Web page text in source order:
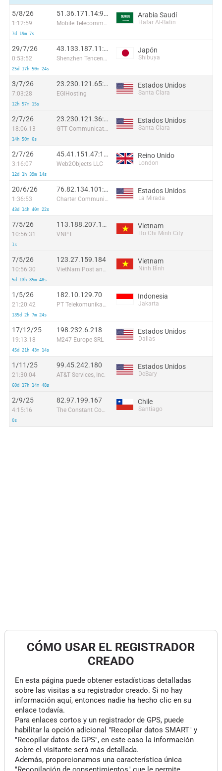
5/8/26
1:12:59
7d 19m 7s
51.36.171.14:9494
Mobile Telecommunication Company Saudi Arabia Joint-Stock company
Arabia Saudí
Hafar Al-Batin
29/7/26
0:53:52
25d 17h 50m 24s
43.133.187.11:34878
Shenzhen Tencent Computer Systems Company Limited
Japón
Shibuya
3/7/26
7:03:28
12h 57m 15s
23.230.121.65:20394
EGIHosting
Estados Unidos
Santa Clara
2/7/26
18:06:13
14h 50m 6s
23.230.121.36:7830
GTT Communications Inc.
Estados Unidos
Santa Clara
2/7/26
3:16:07
12d 1h 39m 14s
45.41.151.47:16642
Web2Objects LLC
Reino Unido
London
20/6/26
1:36:53
43d 14h 40m 22s
76.82.134.101:48649
Charter Communications
Estados Unidos
La Mirada
7/5/26
10:56:31
1s
113.188.207.137
VNPT
Vietnam
Ho Chi Minh City
7/5/26
10:56:30
5d 13h 35m 48s
123.27.159.184
VietNam Post and Telecom Corporation
Vietnam
Ninh Bình
1/5/26
21:20:42
135d 2h 7m 24s
182.10.129.70
PT Telekomunikasi Selular Indonesia
Indonesia
Jakarta
17/12/25
19:13:18
45d 21h 43m 14s
198.232.6.218
M247 Europe SRL
Estados Unidos
Dallas
1/11/25
21:30:04
60d 17h 14m 48s
99.45.242.180
AT&T Services, Inc.
Estados Unidos
DeBary
2/9/25
4:15:16
0s
82.97.199.167
The Constant Company, LLC
Chile
Santiago
CÓMO USAR EL REGISTRADOR
CREADO
En esta página puede obtener estadísticas detalladas
sobre las visitas a su registrador creado. Si no hay
información aquí, entonces nadie ha hecho clic en su
enlace todavía.
Para enlaces cortos y un registrador de GPS, puede
habilitar la opción adicional "Recopilar datos SMART" y
"Recopilar datos de GPS", en este caso la información
sobre el visitante será más detallada.
Además, proporcionamos una característica única